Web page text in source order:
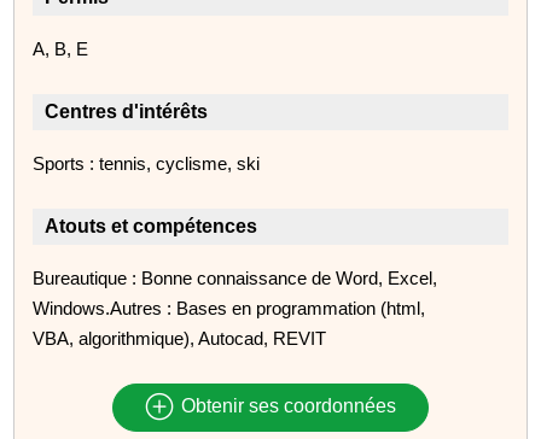
A, B, E
Centres d'intérêts
Sports : tennis, cyclisme, ski
Atouts et compétences
Bureautique : Bonne connaissance de Word, Excel,
Windows.Autres : Bases en programmation (html,
VBA, algorithmique), Autocad, REVIT
Obtenir ses coordonnées